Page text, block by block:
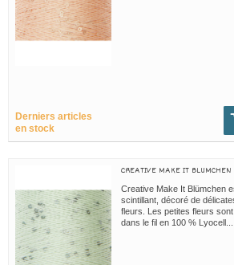
Derniers articles
en stock
CREATIVE MAKE IT
Creative Make It Blümchen
scintillant, décoré de
fleurs. Les petites fleurs
dans le fil en 100 % Lyocell...